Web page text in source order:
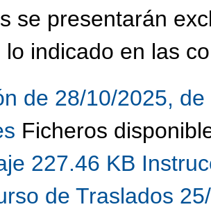
se presentarán
lo indicado en las
de 28/10/2025,
Ficheros
227.46 KB
de Traslados